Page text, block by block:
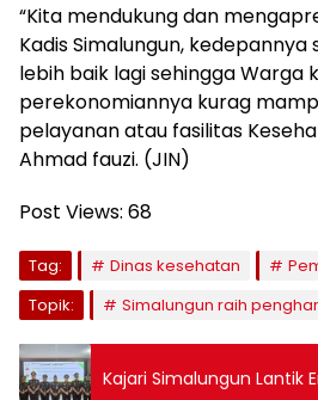
“Kita mendukung dan
Kadis Simalungun,
lebih baik lagi sehingga Warga
perekonomiannya kurag
pelayanan atau fasilitas
Ahmad fauzi. (JIN)
Post Views: 68
Tag: Dinas kesehatan
Topik:
Simalungun raih
Kajari Simalungun Lantik